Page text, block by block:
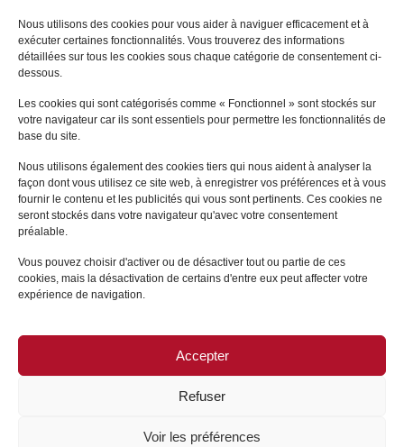
Nous utilisons des cookies pour vous aider à naviguer efficacement et à
exécuter certaines fonctionnalités. Vous trouverez des informations
détaillées sur tous les cookies sous chaque catégorie de consentement ci-
dessous.
Les cookies qui sont catégorisés comme « Fonctionnel » sont stockés sur
votre navigateur car ils sont essentiels pour permettre les fonctionnalités de
base du site.
Nous utilisons également des cookies tiers qui nous aident à analyser la
façon dont vous utilisez ce site web, à enregistrer vos préférences et à vous
fournir le contenu et les publicités qui vous sont pertinents. Ces cookies ne
seront stockés dans votre navigateur qu'avec votre consentement
préalable.
Vous pouvez choisir d'activer ou de désactiver tout ou partie de ces
cookies, mais la désactivation de certains d'entre eux peut affecter votre
expérience de navigation.
Accepter
Refuser
Voir les préférences
SophieGONSARD
LE VÉSINET